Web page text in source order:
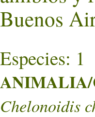
Buenos
Especies: 1
ANIMALIA/
Chelonoidis